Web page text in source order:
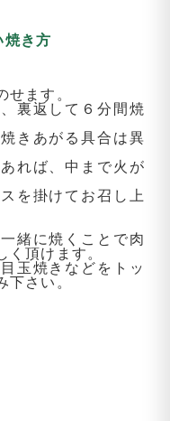
焼き方
せます。
裏返して６分間焼
きあがる具合は異
れば、中まで火が
を掛けてお召し上
緒に焼くことで肉
く頂けます。
玉焼きなどをトッ
下さい。